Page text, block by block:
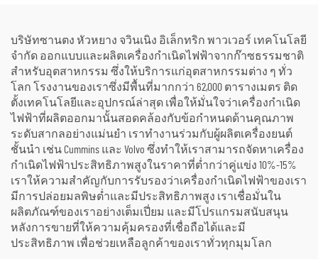
บริษัทซานตง หัวหยาง จวินเนิง อิเล็กทริก พาวเวอร์ เทคโนโลยี
จำกัด ออกแบบและผลิตเครื่องกำเนิดไฟฟ้าจากก๊าซธรรมชาติ
สำหรับอุตสาหกรรม ซึ่งให้บริการแก่อุตสาหกรรมต่าง ๆ ทั่ว
โลก โรงงานของเราซึ่งมีพื้นที่มากกว่า 62,000 ตารางเมตร ติด
ตั้งเทคโนโลยีและอุปกรณ์ล่าสุด เพื่อให้มั่นใจว่าเครื่องกำเนิด
ไฟฟ้าที่ผลิตออกมานั้นสอดคล้องกับข้อกำหนดด้านคุณภาพ
ระดับสากลอย่างแม่นยำ เราทำงานร่วมกับผู้ผลิตเครื่องยนต์
ชั้นนำ เช่น Cummins และ Volvo ซึ่งทำให้เราสามารถจัดหาเครื่อง
กำเนิดไฟฟ้าประสิทธิภาพสูงในราคาที่ต่ำกว่าคู่แข่ง 10%-15%
เราให้ความสำคัญกับการรับรองว่าเครื่องกำเนิดไฟฟ้าของเรา
มีการปล่อยมลพิษต่ำและมีประสิทธิภาพสูง เราเชื่อมั่นใน
ผลิตภัณฑ์ของเราอย่างเต็มเปี่ยม และมีโปรแกรมสนับสนุน
หลังการขายที่ให้ความคุ้มครองที่เชื่อถือได้และมี
ประสิทธิภาพ เพื่อช่วยเหลือลูกค้าของเราทั่วทุกมุมโลก